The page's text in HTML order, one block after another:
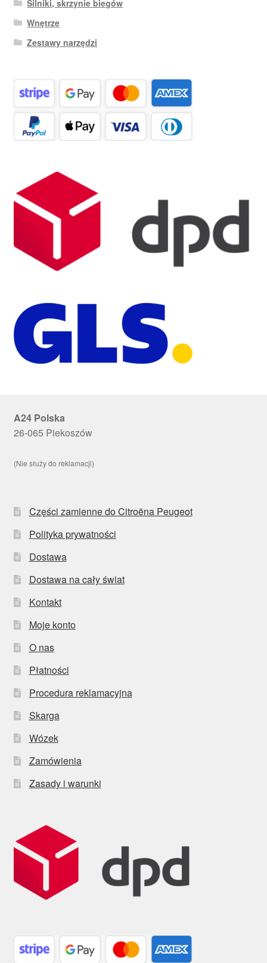
Silniki, skrzynie biegów
Wnętrze
Zestawy narzędzi
A24 Polska
26-065 Piekoszów
(Nie służy do reklamacji)
Części zamienne do Citroëna Peugeot
Polityka prywatności
Dostawa
Dostawa na cały świat
Kontakt
Moje konto
O nas
Płatności
Procedura reklamacyjna
Skarga
Wózek
Zamówienia
Zasady i warunki